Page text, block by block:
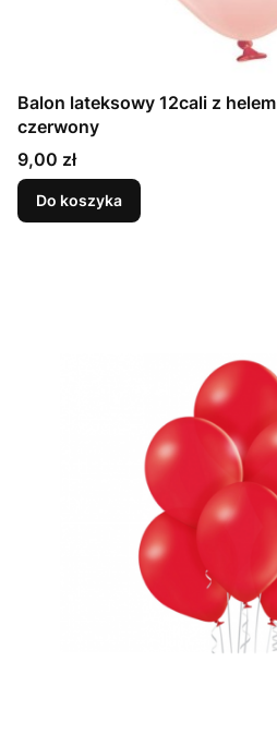
Balon lateksowy 12cali z helem
czerwony
Cena
9,00 zł
Do koszyka